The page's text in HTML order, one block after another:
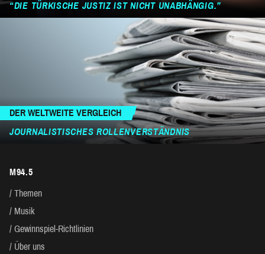
“DIE TÜRKISCHE JUSTIZ IST NICHT UNABHÄNGIG.”
DER WELTWEITE VERGLEICH
JOURNALISTISCHES ROLLENVERSTÄNDNIS
M94.5
Themen
Musik
Gewinnspiel-Richtlinien
Über uns